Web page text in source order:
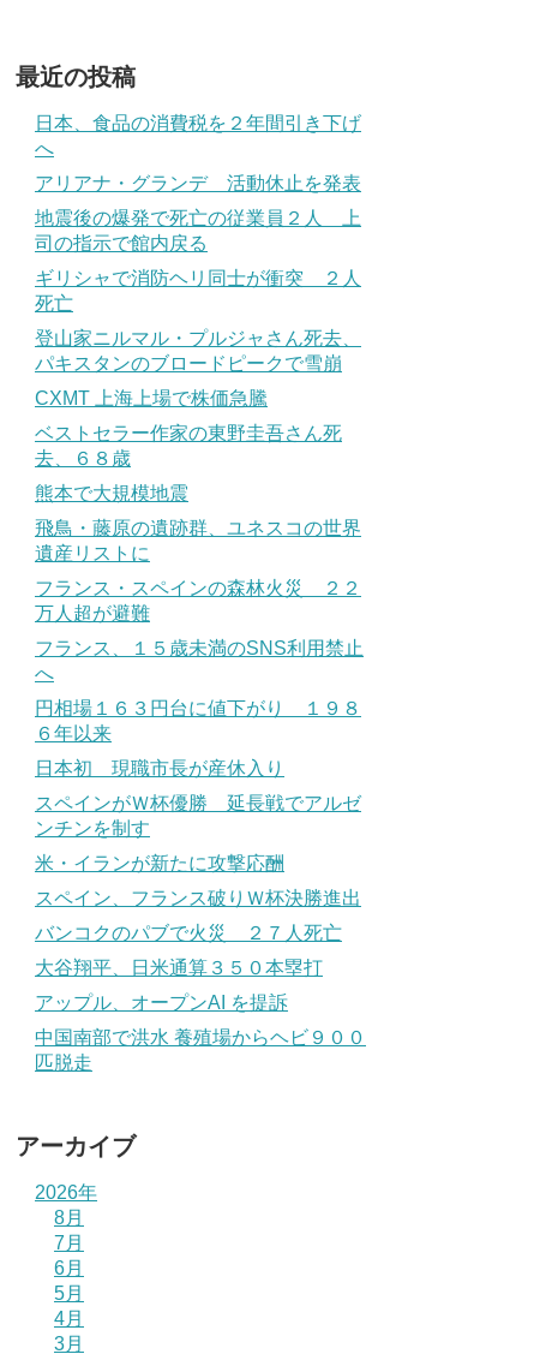
最近の投稿
日本、食品の消費税を２年間引き下げ
へ
アリアナ・グランデ 活動休止を発表
地震後の爆発で死亡の従業員２人 上
司の指示で館内戻る
ギリシャで消防ヘリ同士が衝突 ２人
死亡
登山家ニルマル・プルジャさん死去、
パキスタンのブロードピークで雪崩
CXMT 上海上場で株価急騰
ベストセラー作家の東野圭吾さん死
去、６８歳
熊本で大規模地震
飛鳥・藤原の遺跡群、ユネスコの世界
遺産リストに
フランス・スペインの森林火災 ２２
万人超が避難
フランス、１５歳未満のSNS利用禁止
へ
円相場１６３円台に値下がり １９８
６年以来
日本初 現職市長が産休入り
スペインがＷ杯優勝 延長戦でアルゼ
ンチンを制す
米・イランが新たに攻撃応酬
スペイン、フランス破りＷ杯決勝進出
バンコクのパブで火災 ２７人死亡
大谷翔平、日米通算３５０本塁打
アップル、オープンAI を提訴
中国南部で洪水 養殖場からヘビ９００
匹脱走
アーカイブ
2026年
8月
7月
6月
5月
4月
3月